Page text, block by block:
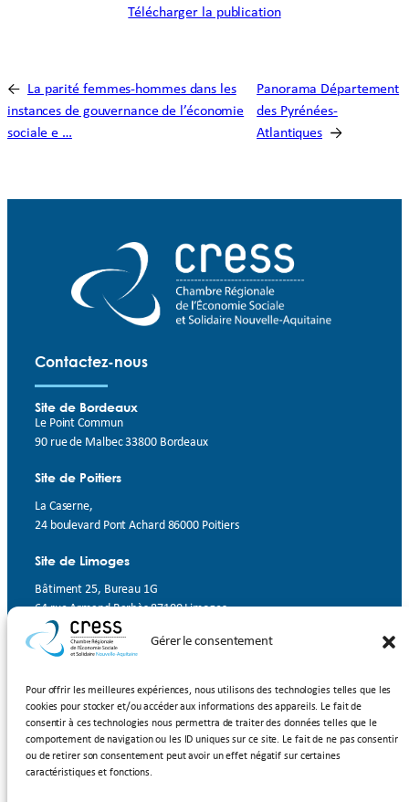
Gérer le consentement
Pour offrir les meilleures expériences, nous utilisons des technologies telles que les
cookies pour stocker et/ou accéder aux informations des appareils. Le fait de
consentir à ces technologies nous permettra de traiter des données telles que le
comportement de navigation ou les ID uniques sur ce site. Le fait de ne pas consentir
ou de retirer son consentement peut avoir un effet négatif sur certaines
caractéristiques et fonctions.
Télécharger la publication
← La parité femmes-hommes dans les
instances de gouvernance de l’économie
sociale e …
Panorama Département
des Pyrénées-
Atlantiques →
Contactez-nous
Site de Bordeaux
Le Point Commun
90 rue de Malbec 33800 Bordeaux
Site de Poitiers
La Caserne,
24 boulevard Pont Achard 86000 Poitiers
Site de Limoges
Bâtiment 25, Bureau 1G
64 rue Armand Barbès 87100 Limoges
Contact
LinkedIn Facebook YouTube
Inscrivez-vous à notre newsletter